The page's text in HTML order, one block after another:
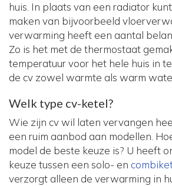
huis. In plaats van een radiator
maken van bijvoorbeeld
verwarming heeft een aantal
Zo is het met de thermostaat
temperatuur voor het hele huis in
de cv zowel warmte als warm
Welk type cv-ketel?
Wie zijn cv wil laten vervangen
een ruim aanbod aan modellen.
model de beste keuze is? U heeft
keuze tussen een solo- en
verzorgt alleen de verwarming in